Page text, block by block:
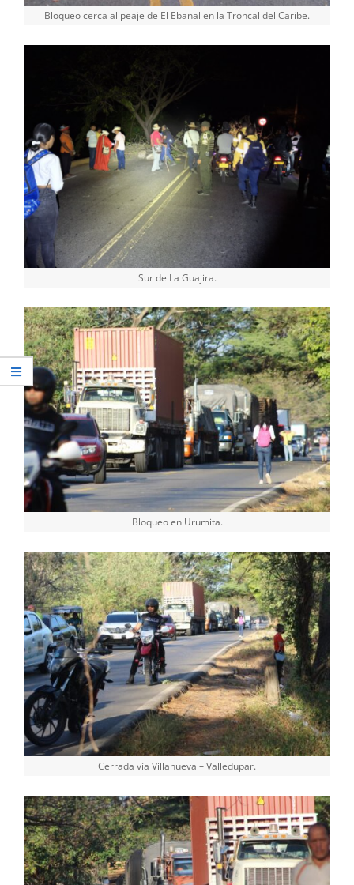
Bloqueo cerca al peaje de El Ebanal en la Troncal del Caribe.
Sur de La Guajira.
Bloqueo en Urumita.
Cerrada vía Villanueva – Valledupar.